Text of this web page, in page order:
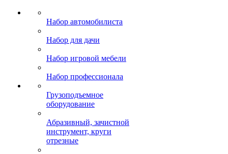
Набор автомобилиста
Набор для дачи
Набор игровой мебели
Набор профессионала
Грузоподъемное
оборудование
Абразивный, зачистной
инструмент, круги
отрезные